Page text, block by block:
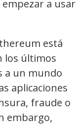
a usar
está
los últimos
a un mundo
aplicaciones
fraude o
embargo,